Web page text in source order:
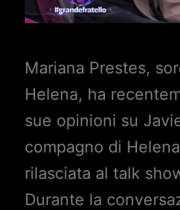
Mariana Prestes,
Helena, ha
sue opinioni su
compagno di
rilasciata al talk
Durante la